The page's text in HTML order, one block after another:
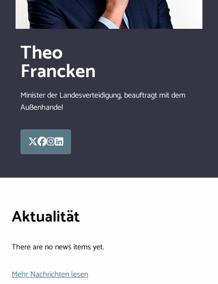
Theo
Francken
Minister der Landesverteidigung, beauftragt mit dem
Außenhandel
Aktualität
There are no news items yet.
Mehr Nachrichten lesen